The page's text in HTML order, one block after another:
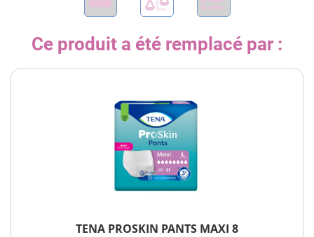
Ce produit a été remplacé par :
TENA PROSKIN PANTS MAXI 8